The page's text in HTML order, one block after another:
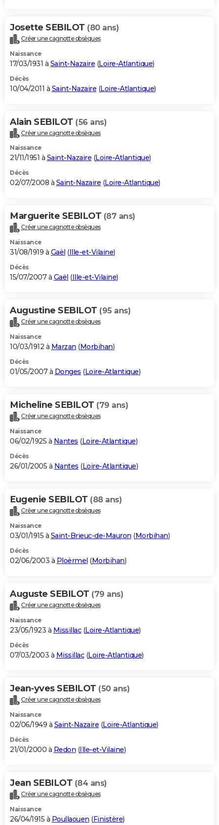
Josette SEBILOT (80 ans)
Créer une cagnotte obsèques
Naissance
17/03/1931 à Saint-Nazaire (Loire-Atlantique)
Décès
10/04/2011 à Saint-Nazaire (Loire-Atlantique)
Alain SEBILOT (56 ans)
Créer une cagnotte obsèques
Naissance
21/11/1951 à Saint-Nazaire (Loire-Atlantique)
Décès
02/07/2008 à Saint-Nazaire (Loire-Atlantique)
Marguerite SEBILOT (87 ans)
Créer une cagnotte obsèques
Naissance
31/08/1919 à Gaël (Ille-et-Vilaine)
Décès
15/07/2007 à Gaël (Ille-et-Vilaine)
Augustine SEBILOT (95 ans)
Créer une cagnotte obsèques
Naissance
10/03/1912 à Marzan (Morbihan)
Décès
01/05/2007 à Donges (Loire-Atlantique)
Micheline SEBILOT (79 ans)
Créer une cagnotte obsèques
Naissance
06/02/1925 à Nantes (Loire-Atlantique)
Décès
26/01/2005 à Nantes (Loire-Atlantique)
Eugenie SEBILOT (88 ans)
Créer une cagnotte obsèques
Naissance
03/01/1915 à Saint-Brieuc-de-Mauron (Morbihan)
Décès
02/06/2003 à Ploërmel (Morbihan)
Auguste SEBILOT (79 ans)
Créer une cagnotte obsèques
Naissance
23/05/1923 à Missillac(Loire-Atlantique)
Décès
07/03/2003 à Missillac(Loire-Atlantique)
Jean-yves SEBILOT (50 ans)
Créer une cagnotte obsèques
Naissance
02/06/1949 à Saint-Nazaire (Loire-Atlantique)
Décès
21/01/2000 à Redon (Ille-et-Vilaine)
Jean SEBILOT (84 ans)
Créer une cagnotte obsèques
Naissance
26/04/1915 à Poullaouen (Finistère)